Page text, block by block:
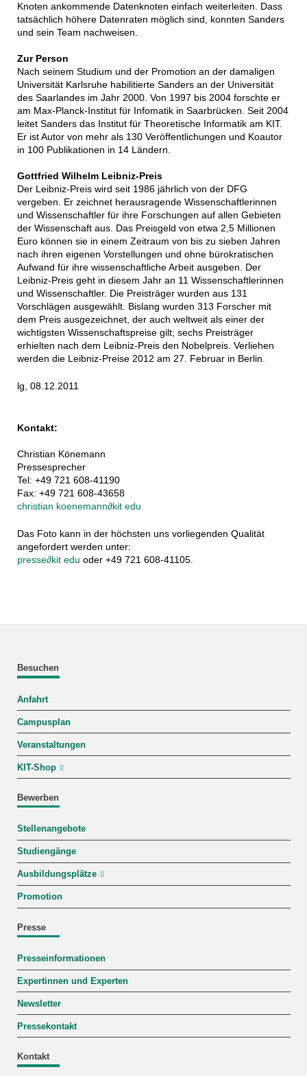
Knoten ankommende Datenknoten einfach weiterleiten. Dass
tatsächlich höhere Datenraten möglich sind, konnten Sanders
und sein Team nachweisen.
Zur Person
Nach seinem Studium und der Promotion an der damaligen
Universität Karlsruhe habilitierte Sanders an der Universität
des Saarlandes im Jahr 2000. Von 1997 bis 2004 forschte er
am Max-Planck-Institut für Infomatik in Saarbrücken. Seit 2004
leitet Sanders das Institut für Theoretische Informatik am KIT.
Er ist Autor von mehr als 130 Veröffentlichungen und Koautor
in 100 Publikationen in 14 Ländern.
Gottfried Wilhelm Leibniz-Preis
Der Leibniz-Preis wird seit 1986 jährlich von der DFG
vergeben. Er zeichnet herausragende Wissenschaftlerinnen
und Wissenschaftler für ihre Forschungen auf allen Gebieten
der Wissenschaft aus. Das Preisgeld von etwa 2,5 Millionen
Euro können sie in einem Zeitraum von bis zu sieben Jahren
nach ihren eigenen Vorstellungen und ohne bürokratischen
Aufwand für ihre wissenschaftliche Arbeit ausgeben. Der
Leibniz-Preis geht in diesem Jahr an 11 Wissenschaftlerinnen
und Wissenschaftler. Die Preisträger wurden aus 131
Vorschlägen ausgewählt. Bislang wurden 313 Forscher mit
dem Preis ausgezeichnet, der auch weltweit als einer der
wichtigsten Wissenschaftspreise gilt; sechs Preisträger
erhielten nach dem Leibniz-Preis den Nobelpreis. Verliehen
werden die Leibniz-Preise 2012 am 27. Februar in Berlin.
lg, 08.12.2011
Kontakt:
Christian Könemann
Pressesprecher
Tel: +49 721 608-41190
Fax: +49 721 608-43658
christian koenemann∂kit edu
Das Foto kann in der höchsten uns vorliegenden Qualität
angefordert werden unter:
presse∂kit edu oder +49 721 608-41105.
Besuchen
Anfahrt
Campusplan
Veranstaltungen
KIT-Shop
Bewerben
Stellenangebote
Studiengänge
Ausbildungsplätze
Promotion
Presse
Presseinformationen
Expertinnen und Experten
Newsletter
Pressekontakt
Kontakt